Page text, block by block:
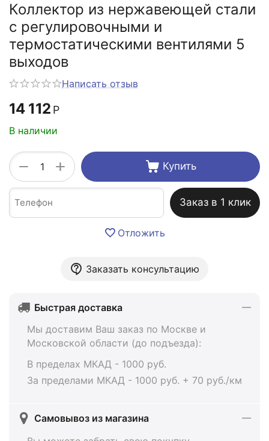
Коллектор из нержавеющей стали
с регулировочными и
термостатическими вентилями 5
выходов
Написать отзыв
14 112 Р
В наличии
+
− Купить
Заказ в 1 клик
Отложить
Заказать консультацию
Быстрая доставка
Мы доставим Ваш заказ по Москве и
Московской области (до подъезда):
В пределах МКАД - 1000 руб.
За пределами МКАД - 1000 руб. + 70 руб./км
Самовывоз из магазина